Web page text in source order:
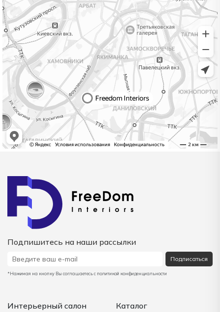
Интерьерный салон
Каталог
Подпишитесь на наши рассылки
Подписаться
*Нажимая на кнопку Вы соглашаетесь с политикой конфиденциальности